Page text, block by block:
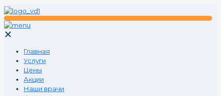
✕
Главная
Услуги
Цены
Акции
Наши врачи